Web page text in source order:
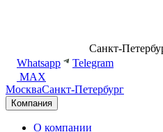
Санкт-
Whatsapp
Telegram
MAX
МоскваСанкт-Петербург
Компания
О компании